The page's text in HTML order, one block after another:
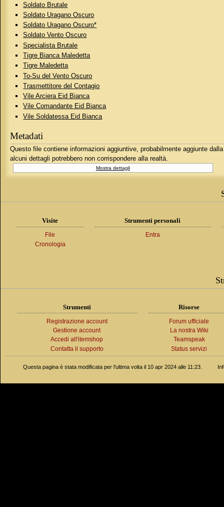
Soldato Brutale
Soldato Uragano Oscuro
Soldato Uragano Oscuro*
Soldato Vento Oscuro
Specialista Brutale
Tigre Bianca Maledetta
Tigre Maledetta
To-Su del Vento Oscuro
Trasmettitore del Contagio
Vile Arciera Eid Bianca
Vile Comandante Eid Bianca
Vile Soldatessa Eid Bianca
Metadati
Questo file contiene informazioni aggiuntive, probabilmente aggiunte
alcuni dettagli potrebbero non corrispondere alla realtà.
Mostra dettagli
Visite
File
Cronologia
Strumenti personali
Entra
Strumenti
Registrazione account
Gestione account
Accedi all'itemshop
Contatta il supporto
Risorse
Forum ufficiale
La nostra Wiki
Teamspeak
Status servizi
Questa pagina è stata modificata per l'ultima volta il 10 apr 2024 alle 11:23.